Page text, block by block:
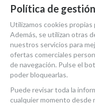
Jorge
Producto excelente
5/5
Política de
Utilizamos cookies
Además, se utilizan otras
nuestros servicios para
ofertas comerciales
de navegación. Pulse el
poder bloquearlas.
Puede revisar toda la
cualquier momento desde